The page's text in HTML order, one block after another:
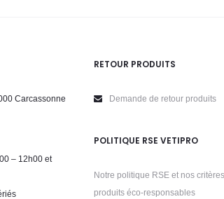
Carcassonne
– 12h00 et
RETOUR PRODUITS
Demande de retour produits
POLITIQUE RSE VETIPRO
Notre politique RSE et nos
produits éco-responsables